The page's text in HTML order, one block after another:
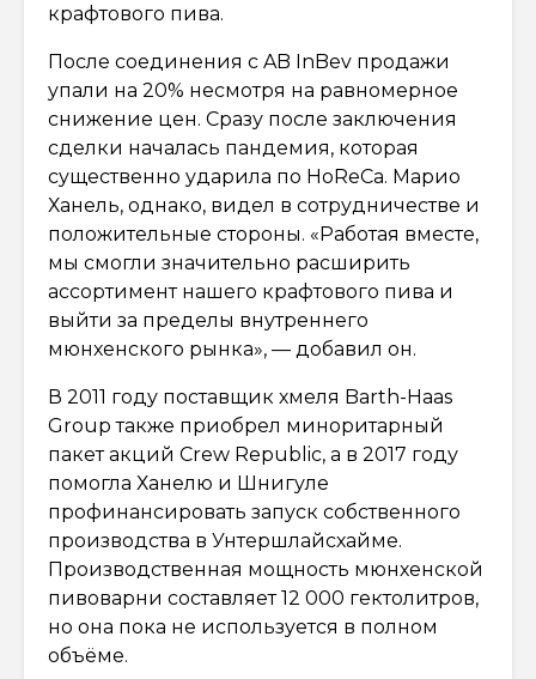
крафтового пива.
После соединения с AB InBev продажи
упали на 20% несмотря на равномерное
снижение цен. Сразу после заключения
сделки началась пандемия, которая
существенно ударила по HoReCa. Марио
Ханель, однако, видел в сотрудничестве и
положительные стороны. «Работая вместе,
мы смогли значительно расширить
ассортимент нашего крафтового пива и
выйти за пределы внутреннего
мюнхенского рынка», — добавил он.
В 2011 году поставщик хмеля Barth-Haas
Group также приобрел миноритарный
пакет акций Crew Republic, а в 2017 году
помогла Ханелю и Шнигуле
профинансировать запуск собственного
производства в Унтершлайсхайме.
Производственная мощность мюнхенской
пивоварни составляет 12 000 гектолитров,
но она пока не используется в полном
объёме.